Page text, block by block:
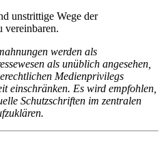
unstrittige Wege der
vereinbaren.
werden als
als unüblich angesehen,
Medienprivilegs
einschränken. Es wird empfohlen,
Schutzschriften im zentralen